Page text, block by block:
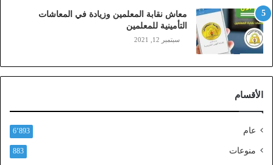
ز
ي
ن
)
ا
ل
ف
ا
معاش نقابة المعلمين وزيادة في المعاشات
التأمينية للمعلمين
سبتمبر 12, 2021
الأقسام
عام 6٬893
منوعات 883